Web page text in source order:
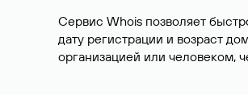
Сервис Whois позволяет
дату регистрации и возраст
организацией или человеком,